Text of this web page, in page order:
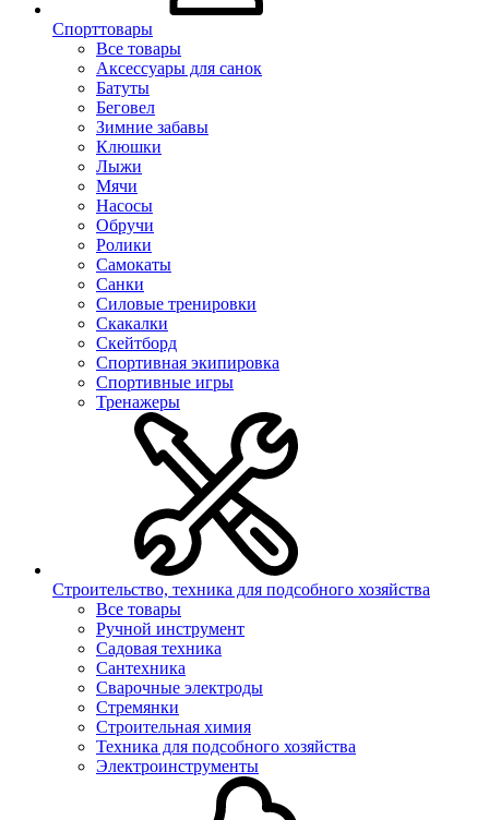
Спорттовары
Все товары
Аксессуары для санок
Батуты
Беговел
Зимние забавы
Клюшки
Лыжи
Мячи
Насосы
Обручи
Ролики
Самокаты
Санки
Силовые тренировки
Скакалки
Скейтборд
Спортивная экипировка
Спортивные игры
Тренажеры
Строительство, техника для подсобного хозяйства
Все товары
Ручной инструмент
Садовая техника
Сантехника
Сварочные электроды
Стремянки
Строительная химия
Техника для подсобного хозяйства
Электроинструменты